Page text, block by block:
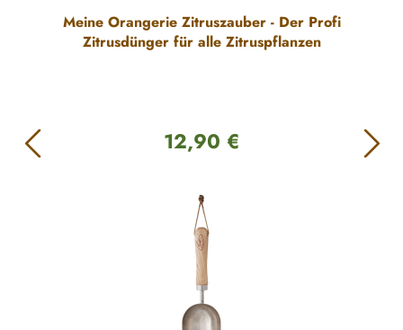
Durchschnittliche Bewertung von 5 von 5 Sternen
Meine Orangerie Zitruszauber - Der Profi
Zitrusdünger für alle Zitruspflanzen
Regulärer Preis:
12,90 €